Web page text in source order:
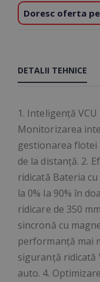
Doresc oferta
DETALII TEHNICE
1. Inteligență
Monitorizarea
gestionarea
de la distanță. 2.
ridicată Bateria
la 0% la 90% în
ridicare de 350
sincronă cu
performanță mai
siguranță ridicată
auto. 4.